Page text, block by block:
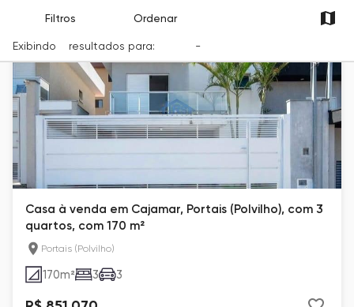
Filtros Ordenar
Exibindo resultados para: -
Casa à venda em Cajamar, Portais (Polvilho), com 3
quartos, com 170 m²
Portais (Polvilho)
170m² 3 3